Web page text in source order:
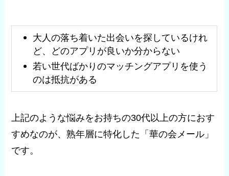
大人の落ち着いた出会いを探しているけれ
ど、どのアプリが良いか分からない
若い世代ばかりのマッチングアプリを使う
のは抵抗がある
上記のような悩みをお持ちの30代以上の方におす
すめなのが、熟年層に特化した「華の会メール」
です。